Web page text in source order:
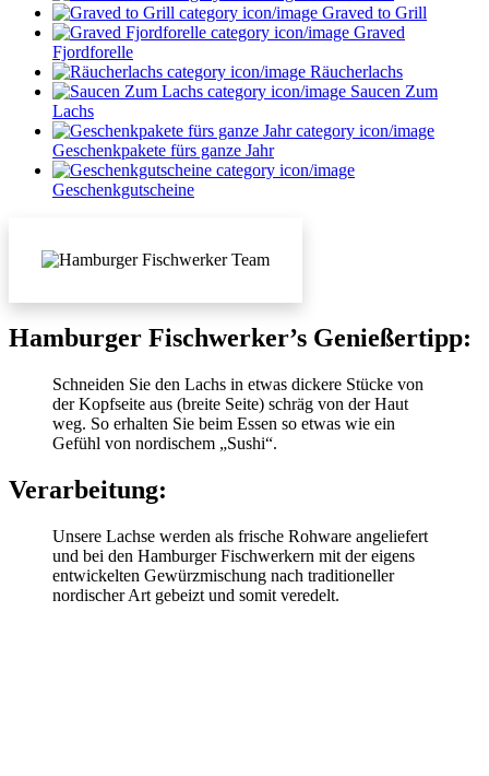
Graved to Grill
Graved
Fjordforelle
Räucherlachs
Saucen Zum
Lachs
Geschenkpakete fürs ganze Jahr
Geschenkgutscheine
Hamburger Fischwerker’s Genießertipp:
Schneiden Sie den Lachs in etwas dickere Stücke von
der Kopfseite aus (breite Seite) schräg von der Haut
weg. So erhalten Sie beim Essen so etwas wie ein
Gefühl von nordischem „Sushi“.
Verarbeitung:
Unsere Lachse werden als frische Rohware angeliefert
und bei den Hamburger Fischwerkern mit der eigens
entwickelten Gewürzmischung nach traditioneller
nordischer Art gebeizt und somit veredelt.